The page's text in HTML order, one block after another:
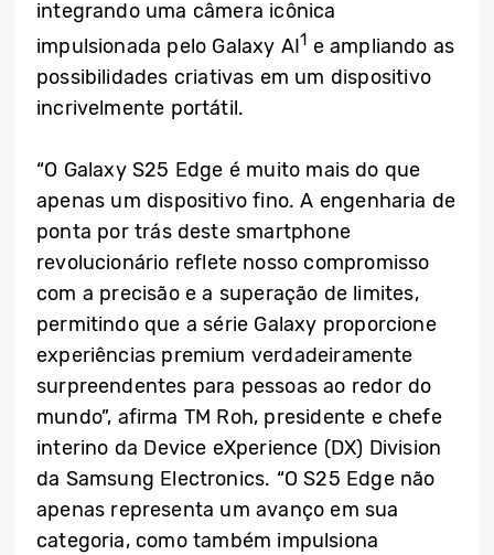
integrando uma câmera icônica
impulsionada pelo Galaxy AI1 e ampliando as
possibilidades criativas em um dispositivo
incrivelmente portátil.
“O Galaxy S25 Edge é muito mais do que
apenas um dispositivo fino. A engenharia de
ponta por trás deste smartphone
revolucionário reflete nosso compromisso
com a precisão e a superação de limites,
permitindo que a série Galaxy proporcione
experiências premium verdadeiramente
surpreendentes para pessoas ao redor do
mundo”, afirma TM Roh, presidente e chefe
interino da Device eXperience (DX) Division
da Samsung Electronics. “O S25 Edge não
apenas representa um avanço em sua
categoria, como também impulsiona